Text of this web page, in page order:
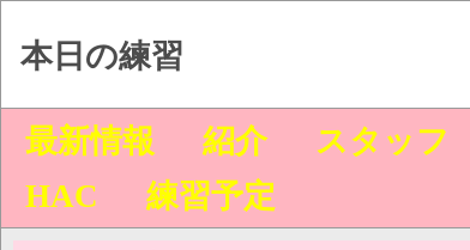
本日の練習
最新情報 紹介 スタッフ
HAC
練習予定